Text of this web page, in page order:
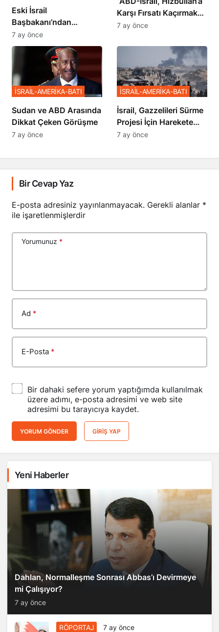
Eski İsrail
Başbakanı’ndan
Netanyahu’ya Ağır
Sözler
7 ay önce
Karşı Fırsatı Kaçırmak
İstemiyor”
7 ay önce
Sudan ve ABD Arasında
Dikkat Çeken Görüşme
İSRAİL-AMERİKA-BATI
7 ay önce
İsrail, Gazzelileri Sürme
Projesi İçin Harekete
Geçti
İSRAİL-AMERİKA-BATI
7 ay önce
Bir Cevap Yaz
E-posta adresiniz yayınlanmayacak. Gerekli alanlar *
ile işaretlenmişlerdir
Yorumunuz *
Ad *
E-Posta *
Bir dahaki sefere yorum yaptığımda kullanılmak
üzere adımı, e-posta adresimi ve web site
adresimi bu tarayıcıya kaydet.
YORUM GÖNDER GIRIŞ YAP
Yeni Haberler
Dahlan, Normalleşme Sonrası Abbas’ı Devirmeye
mi Çalışıyor?
7 ay önce
RÖPORTAJ 7 ay önce